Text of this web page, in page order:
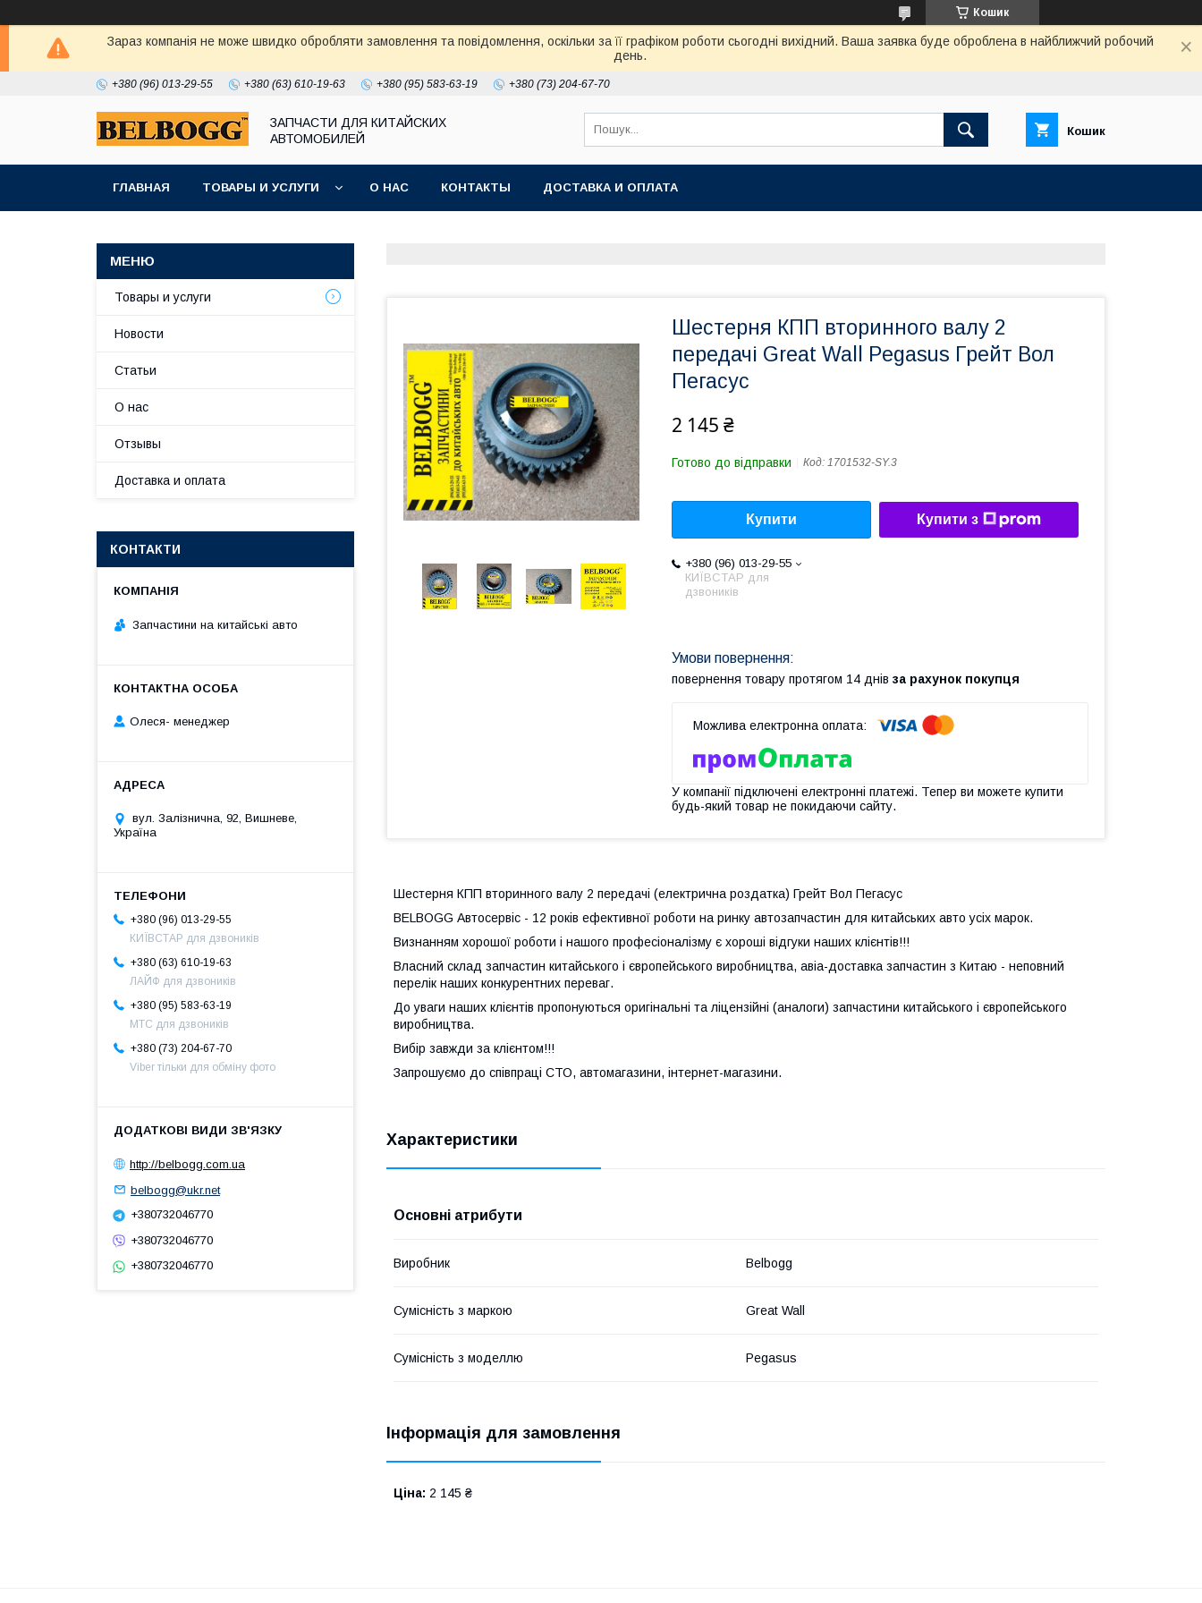
Кошик
Зараз компанія не може швидко обробляти замовлення та повідомлення, оскільки за її графіком роботи сьогодні вихідний. Ваша заявка буде оброблена в найближчий робочий
день.
+380 (96) 013-29-55 +380 (63) 610-19-63 +380 (95) 583-63-19 +380 (73) 204-67-70
ЗАПЧАСТИ ДЛЯ КИТАЙСКИХ
АВТОМОБИЛЕЙ
Кошик
ГЛАВНАЯ ТОВАРЫ И УСЛУГИ О НАС КОНТАКТЫ ДОСТАВКА И ОПЛАТА
Шестерня КПП вторинного валу 2
передачі Great Wall Pegasus Грейт Вол
Пегасус
2 145 ₴
Готово до відправки Код: 1701532-SY.3
Купити Купити з
+380 (96) 013-29-55
КИЇВСТАР для
дзвоників
повернення товару протягом 14 днів за рахунок покупця
У компанії підключені електронні платежі. Тепер ви можете купити
будь-який товар не покидаючи сайту.
Шестерня КПП вторинного валу 2 передачі (електрична роздатка) Грейт Вол Пегасус
BELBOGG Автосервіс - 12 років ефективної роботи на ринку автозапчастин для китайських авто усіх марок.
Визнанням хорошої роботи і нашого професіоналізму є хороші відгуки наших клієнтів!!!
Власний склад запчастин китайського і європейського виробництва, авіа-доставка запчастин з Китаю - неповний
перелік наших конкурентних переваг.
До уваги наших клієнтів пропонуються оригінальні та ліцензійні (аналоги) запчастини китайського і європейського
виробництва.
Вибір завжди за клієнтом!!!
Запрошуємо до співпраці СТО, автомагазини, інтернет-магазини.
Характеристики
Основні атрибути
Виробник Belbogg
Сумісність з маркою Great Wall
Сумісність з моделлю Pegasus
Інформація для замовлення
Ціна: 2 145 ₴
Товары и услуги
Новости
Статьи
О нас
Отзывы
Доставка и оплата
КОНТАКТИ
Запчастини на китайські авто
Олеся- менеджер
вул. Залізнична, 92, Вишневе,
Україна
+380 (96) 013-29-55
КИЇВСТАР для дзвоників
+380 (63) 610-19-63
ЛАЙФ для дзвоників
+380 (95) 583-63-19
МТС для дзвоників
+380 (73) 204-67-70
Viber тільки для обміну фото
http://belbogg.com.ua
belbogg@ukr.net
+380732046770
+380732046770
+380732046770